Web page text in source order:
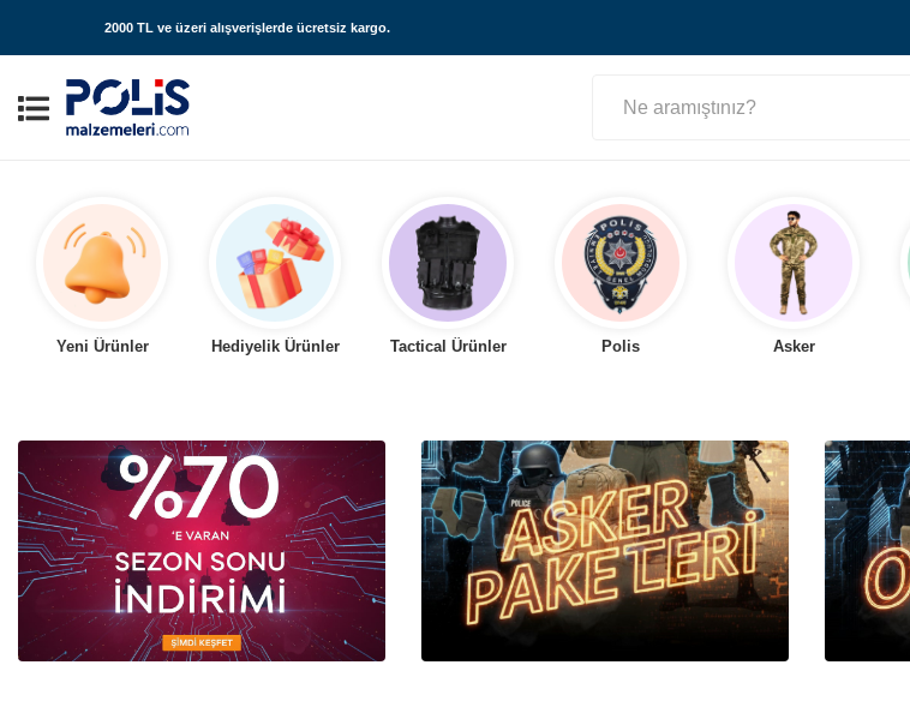
2000 TL ve üzeri alışverişlerde ücretsiz kargo.
Yeni Ürünler Hediyelik Ürünler Tactical Ürünler Polis Asker
Polis Armaları Polis Palaskaları Polis Montları Polis Botları Polis Kelepçeleri